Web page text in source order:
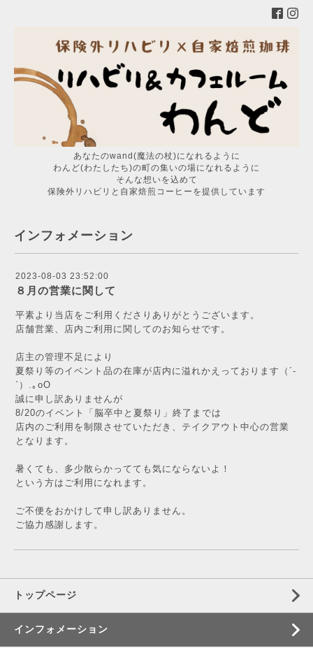
あなたのwand(魔法の杖)になれるように
わんど(わたしたち)の町の集いの場になれるように
そんな想いを込めて
保険外リハビリと自家焙煎コーヒーを提供しています
インフォメーション
2023-08-03 23:52:00
８月の営業に関して
平素より当店をご利用くださりありがとうございます。
店舗営業、店内ご利用に関してのお知らせです。
店主の管理不足により
夏祭り等のイベント品の在庫が店内に溢れかえっております（´-
`）.｡oO
誠に申し訳ありませんが
8/20のイベント「脳卒中と夏祭り」終了までは
店内のご利用を制限させていただき、テイクアウト中心の営業
となります。
暑くても、多少散らかってても気にならないよ！
という方はご利用になれます。
ご不便をおかけして申し訳ありません。
ご協力感謝します。
トップページ
インフォメーション